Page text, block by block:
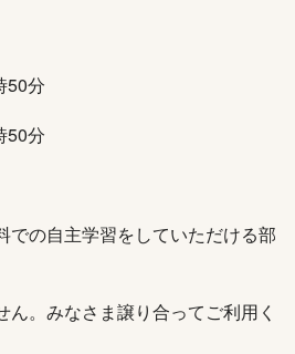
分
50分
での自主学習をしていただける部
ん。みなさま譲り合ってご利用く